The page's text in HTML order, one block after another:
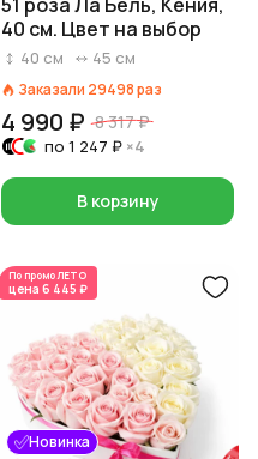
40 см. Цвет на выбор
40 см 45 см
Заказали 29498раз
4 990 ₽ 8 317 ₽
по 1 247 ₽ ×4
В корзину
По промоЛЕТО
цена 6 445 ₽
Новинка